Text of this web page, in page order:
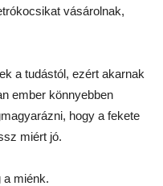
vásárolnak,
a tudástól, ezért akarnak
ember könnyebben
hogy a fekete
miért jó.
a miénk.